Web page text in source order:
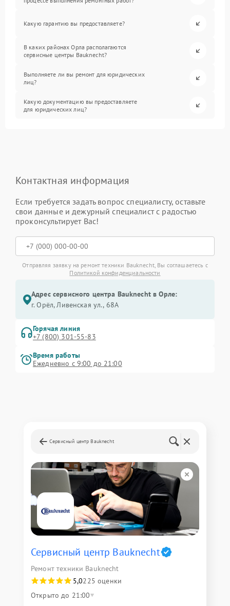
Какую гарантию вы предоставляете?
В каких районах Орла располагаются
сервисные центры Bauknecht?
Выполняете ли вы ремонт для юридических
лиц?
Какую документацию вы предоставляете
для юридических лиц?
Контактная информация
Если требуется задать вопрос специалисту, оставьте
свои данные и дежурный специалист с радостью
проконсультирует Вас!
Отправляя заявку на ремонт техники Bauknecht, Вы соглашаетесь с
Политикой конфиденциальности
Адрес сервисного центра Bauknecht в Орле:
г. Орёл, Ливенская ул., 68А
Горячая линия
+7 (800) 301-55-83
Время работы
Ежедневно с 9:00 до 21:00
Сервисный центр Bauknecht
Сервисный центр Bauknecht
Ремонт техники Bauknecht
5,0225 оценки
Открыто до 21:00